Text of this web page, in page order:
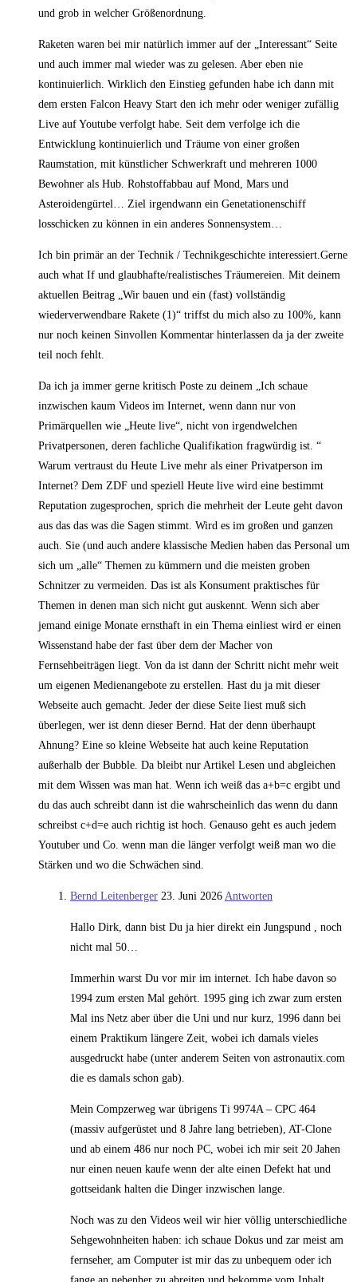
und grob in welcher Größenordnung.
Raketen waren bei mir natürlich immer auf der „Interessant“ Seite
und auch immer mal wieder was zu gelesen. Aber eben nie
kontinuierlich. Wirklich den Einstieg gefunden habe ich dann mit
dem ersten Falcon Heavy Start den ich mehr oder weniger zufällig
Live auf Youtube verfolgt habe. Seit dem verfolge ich die
Entwicklung kontinuierlich und Träume von einer großen
Raumstation, mit künstlicher Schwerkraft und mehreren 1000
Bewohner als Hub. Rohstoffabbau auf Mond, Mars und
Asteroidengürtel… Ziel irgendwann ein Genetationenschiff
losschicken zu können in ein anderes Sonnensystem…
Ich bin primär an der Technik / Technikgeschichte interessiert.Gerne
auch what If und glaubhafte/realistisches Träumereien. Mit deinem
aktuellen Beitrag „Wir bauen und ein (fast) vollständig
wiederverwendbare Rakete (1)“ triffst du mich also zu 100%, kann
nur noch keinen Sinvollen Kommentar hinterlassen da ja der zweite
teil noch fehlt.
Da ich ja immer gerne kritisch Poste zu deinem „Ich schaue
inzwischen kaum Videos im Internet, wenn dann nur von
Primärquellen wie „Heute live“, nicht von irgendwelchen
Privatpersonen, deren fachliche Qualifikation fragwürdig ist. “
Warum vertraust du Heute Live mehr als einer Privatperson im
Internet? Dem ZDF und speziell Heute live wird eine bestimmt
Reputation zugesprochen, sprich die mehrheit der Leute geht davon
aus das das was die Sagen stimmt. Wird es im großen und ganzen
auch. Sie (und auch andere klassische Medien haben das Personal um
sich um „alle“ Themen zu kümmern und die meisten groben
Schnitzer zu vermeiden. Das ist als Konsument praktisches für
Themen in denen man sich nicht gut auskennt. Wenn sich aber
jemand einige Monate ernsthaft in ein Thema einliest wird er einen
Wissenstand habe der fast über dem der Macher von
Fernsehbeiträgen liegt. Von da ist dann der Schritt nicht mehr weit
um eigenen Medienangebote zu erstellen. Hast du ja mit dieser
Webseite auch gemacht. Jeder der diese Seite liest muß sich
überlegen, wer ist denn dieser Bernd. Hat der denn überhaupt
Ahnung? Eine so kleine Webseite hat auch keine Reputation
außerhalb der Bubble. Da bleibt nur Artikel Lesen und abgleichen
mit dem Wissen was man hat. Wenn ich weiß das a+b=c ergibt und
du das auch schreibt dann ist die wahrscheinlich das wenn du dann
schreibst c+d=e auch richtig ist hoch. Genauso geht es auch jedem
Youtuber und Co. wenn man die länger verfolgt weiß man wo die
Stärken und wo die Schwächen sind.
Bernd Leitenberger 23. Juni 2026 Antworten
Hallo Dirk, dann bist Du ja hier direkt ein Jungspund , noch
nicht mal 50…
Immerhin warst Du vor mir im internet. Ich habe davon so
1994 zum ersten Mal gehört. 1995 ging ich zwar zum ersten
Mal ins Netz aber über die Uni und nur kurz, 1996 dann bei
einem Praktikum längere Zeit, wobei ich damals vieles
ausgedruckt habe (unter anderem Seiten von astronautix.com
die es damals schon gab).
Mein Compzerweg war übrigens Ti 9974A – CPC 464
(massiv aufgerüstet und 8 Jahre lang betrieben), AT-Clone
und ab einem 486 nur noch PC, wobei ich mir seit 20 Jahen
nur einen neuen kaufe wenn der alte einen Defekt hat und
gottseidank halten die Dinger inzwischen lange.
Noch was zu den Videos weil wir hier völlig unterschiedliche
Sehgewohnheiten haben: ich schaue Dokus und zar meist am
fernseher, am Computer ist mir das zu unbequem oder ich